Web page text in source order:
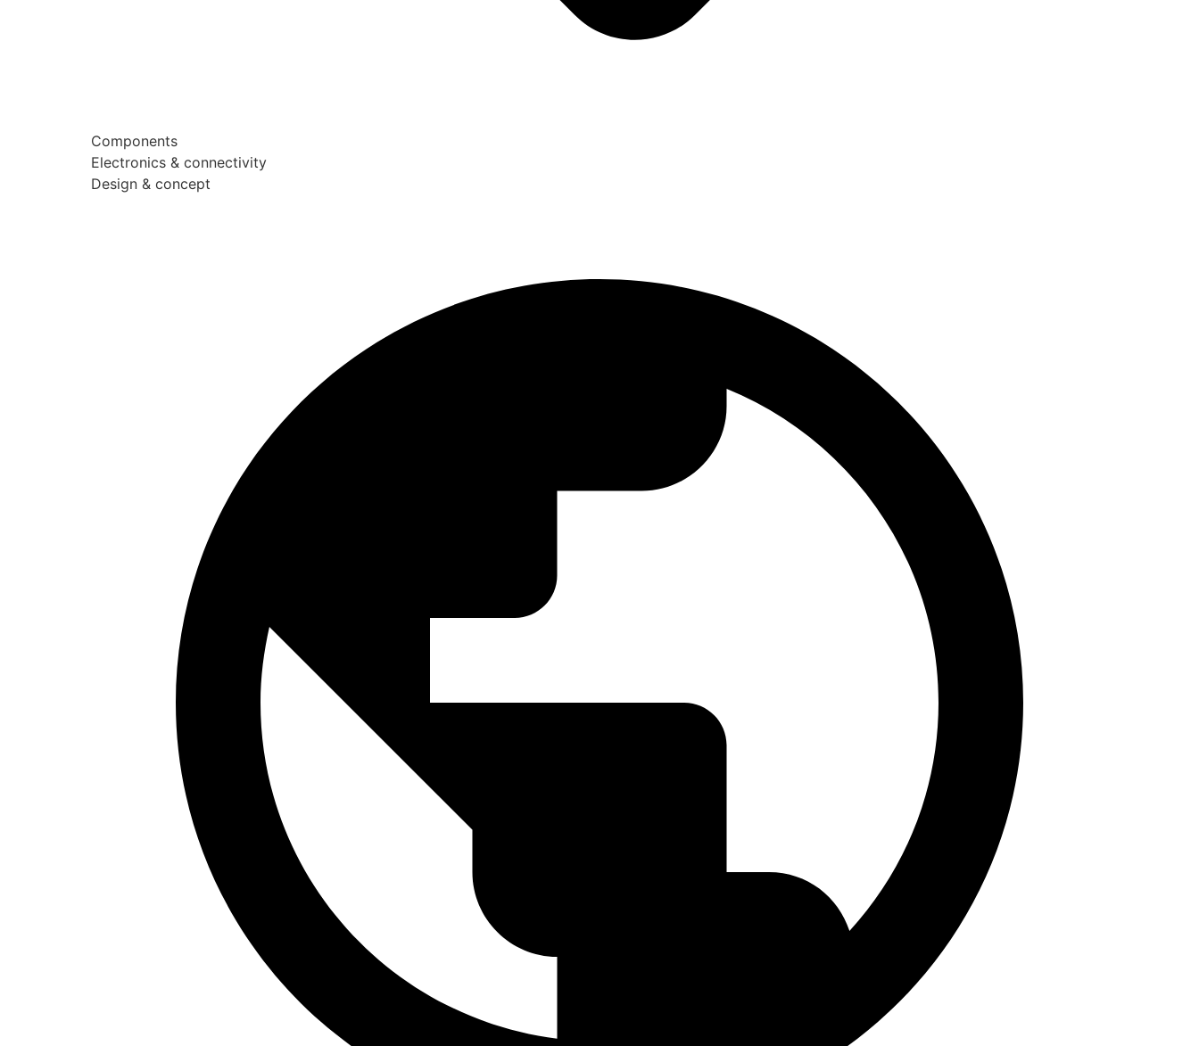
Components
Electronics & connectivity
Design & concept